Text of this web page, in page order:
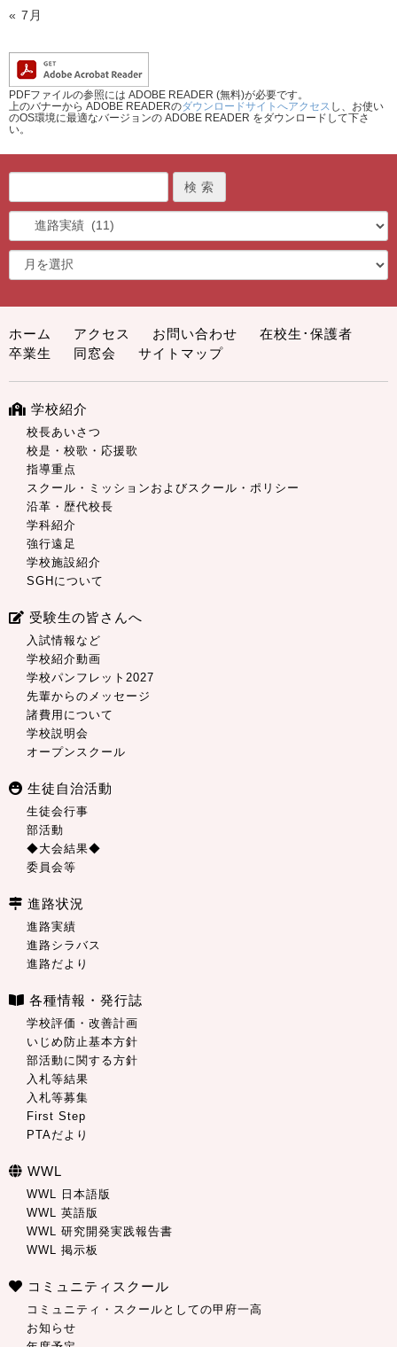
« 7月
PDFファイルの参照には ADOBE READER (無料)が必要です。
上のバナーから ADOBE READERのダウンロードサイトへアクセス し、お使い
のOS環境に最適なバージョンの ADOBE READER をダウンロードして下さ
い。
ホーム アクセス お問い合わせ
在校生･保護者
卒業生
同窓会 サイトマップ
学校紹介
校長あいさつ
校是・校歌・応援歌
指導重点
スクール・ミッションおよびスクール・ポリシー
沿革・歴代校長
学科紹介
強行遠足
学校施設紹介
SGHについて
受験生の皆さんへ
入試情報など
学校紹介動画
学校パンフレット2027
先輩からのメッセージ
諸費用について
学校説明会
オープンスクール
生徒自治活動
生徒会行事
部活動
◆大会結果◆
委員会等
進路状況
進路実績
進路シラバス
進路だより
各種情報・発行誌
学校評価・改善計画
いじめ防止基本方針
部活動に関する方針
入札等結果
入札等募集
First Step
PTAだより
WWL
WWL 日本語版
WWL 英語版
WWL 研究開発実践報告書
WWL 掲示板
コミュニティスクール
コミュニティ・スクールとしての甲府一高
お知らせ